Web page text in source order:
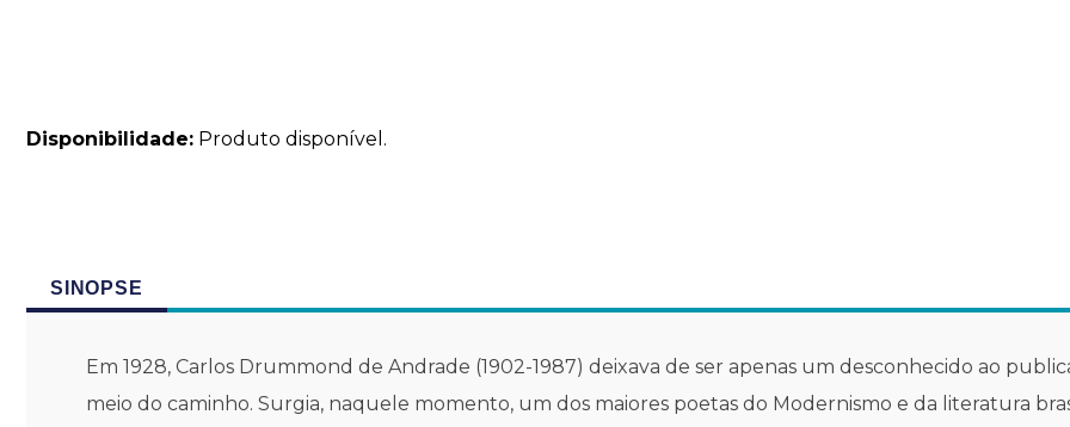
Disponibilidade: Produto disponível.
SINOPSE
Em 1928, Carlos Drummond de Andrade (1902-1987) deixava de ser apenas um desconhecido ao
meio do caminho. Surgia, naquele momento, um dos maiores poetas do Modernismo e da literatura